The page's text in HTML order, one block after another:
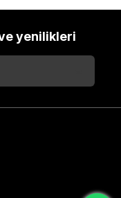
yenilikleri